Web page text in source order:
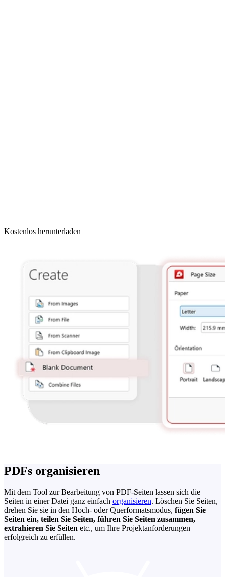
Kostenlos herunterladen
PDFs organisieren
Mit dem Tool zur Bearbeitung von PDF-Seiten lassen sich die
Seiten in einer Datei ganz einfach organisieren. Löschen Sie Seiten,
drehen Sie sie in den Hoch- oder Querformatsmodus, fügen Sie
Seiten ein, teilen Sie Seiten, führen Sie Seiten zusammen,
extrahieren Sie Seiten etc., um Ihre Projektanforderungen
erfolgreich zu erfüllen.